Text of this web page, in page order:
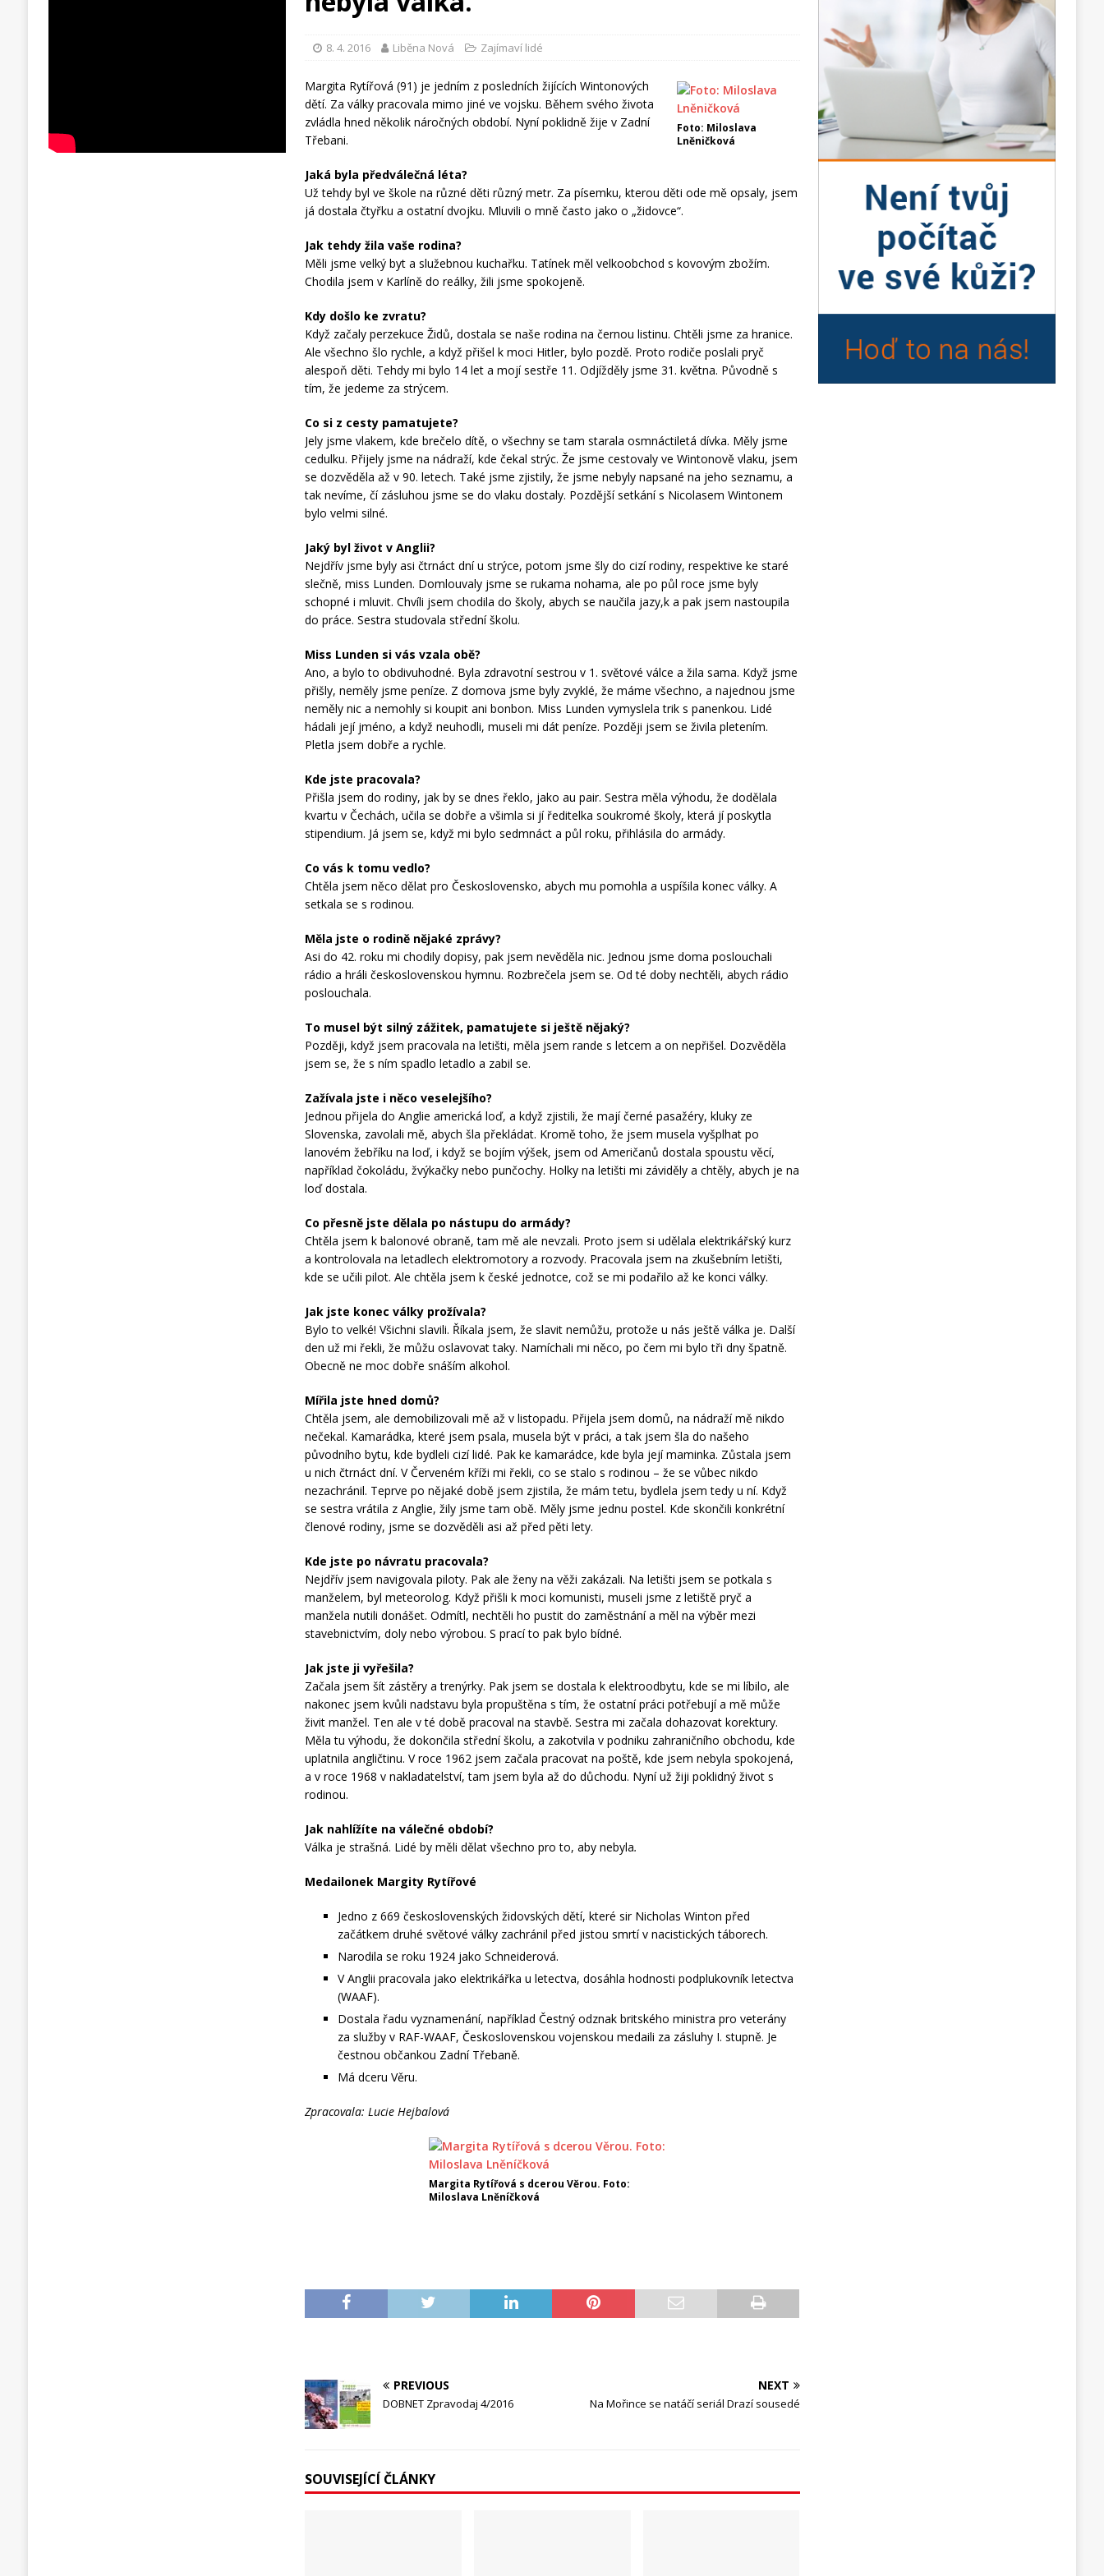
8. 4. 2016 Liběna Nová Zajímaví lidé
Foto: Miloslava
Lněničková
Margita Rytířová (91) je jedním z posledních žijících Wintonových
dětí. Za války pracovala mimo jiné ve vojsku. Během svého života
zvládla hned několik náročných období. Nyní poklidně žije v Zadní
Třebani.
Jaká byla předválečná léta?
Už tehdy byl ve škole na různé děti různý metr. Za písemku, kterou děti ode mě opsaly, jsem
já dostala čtyřku a ostatní dvojku. Mluvili o mně často jako o „židovce“.
Jak tehdy žila vaše rodina?
Měli jsme velký byt a služebnou kuchařku. Tatínek měl velkoobchod s kovovým zbožím.
Chodila jsem v Karlíně do reálky, žili jsme spokojeně.
Kdy došlo ke zvratu?
Když začaly perzekuce Židů, dostala se naše rodina na černou listinu. Chtěli jsme za hranice.
Ale všechno šlo rychle, a když přišel k moci Hitler, bylo pozdě. Proto rodiče poslali pryč
alespoň děti. Tehdy mi bylo 14 let a mojí sestře 11. Odjížděly jsme 31. května. Původně s
tím, že jedeme za strýcem.
Co si z cesty pamatujete?
Jely jsme vlakem, kde brečelo dítě, o všechny se tam starala osmnáctiletá dívka. Měly jsme
cedulku. Přijely jsme na nádraží, kde čekal strýc. Že jsme cestovaly ve Wintonově vlaku, jsem
se dozvěděla až v 90. letech. Také jsme zjistily, že jsme nebyly napsané na jeho seznamu, a
tak nevíme, čí zásluhou jsme se do vlaku dostaly. Pozdější setkání s Nicolasem Wintonem
bylo velmi silné.
Jaký byl život v Anglii?
Nejdřív jsme byly asi čtrnáct dní u strýce, potom jsme šly do cizí rodiny, respektive ke staré
slečně, miss Lunden. Domlouvaly jsme se rukama nohama, ale po půl roce jsme byly
schopné i mluvit. Chvíli jsem chodila do školy, abych se naučila jazy,k a pak jsem nastoupila
do práce. Sestra studovala střední školu.
Miss Lunden si vás vzala obě?
Ano, a bylo to obdivuhodné. Byla zdravotní sestrou v 1. světové válce a žila sama. Když jsme
přišly, neměly jsme peníze. Z domova jsme byly zvyklé, že máme všechno, a najednou jsme
neměly nic a nemohly si koupit ani bonbon. Miss Lunden vymyslela trik s panenkou. Lidé
hádali její jméno, a když neuhodli, museli mi dát peníze. Později jsem se živila pletením.
Pletla jsem dobře a rychle.
Kde jste pracovala?
Přišla jsem do rodiny, jak by se dnes řeklo, jako au pair. Sestra měla výhodu, že dodělala
kvartu v Čechách, učila se dobře a všimla si jí ředitelka soukromé školy, která jí poskytla
stipendium. Já jsem se, když mi bylo sedmnáct a půl roku, přihlásila do armády.
Co vás k tomu vedlo?
Chtěla jsem něco dělat pro Československo, abych mu pomohla a uspíšila konec války. A
setkala se s rodinou.
Měla jste o rodině nějaké zprávy?
Asi do 42. roku mi chodily dopisy, pak jsem nevěděla nic. Jednou jsme doma poslouchali
rádio a hráli československou hymnu. Rozbrečela jsem se. Od té doby nechtěli, abych rádio
poslouchala.
To musel být silný zážitek, pamatujete si ještě nějaký?
Později, když jsem pracovala na letišti, měla jsem rande s letcem a on nepřišel. Dozvěděla
jsem se, že s ním spadlo letadlo a zabil se.
Zažívala jste i něco veselejšího?
Jednou přijela do Anglie americká loď, a když zjistili, že mají černé pasažéry, kluky ze
Slovenska, zavolali mě, abych šla překládat. Kromě toho, že jsem musela vyšplhat po
lanovém žebříku na loď, i když se bojím výšek, jsem od Američanů dostala spoustu věcí,
například čokoládu, žvýkačky nebo punčochy. Holky na letišti mi záviděly a chtěly, abych je na
loď dostala.
Co přesně jste dělala po nástupu do armády?
Chtěla jsem k balonové obraně, tam mě ale nevzali. Proto jsem si udělala elektrikářský kurz
a kontrolovala na letadlech elektromotory a rozvody. Pracovala jsem na zkušebním letišti,
kde se učili pilot. Ale chtěla jsem k české jednotce, což se mi podařilo až ke konci války.
Jak jste konec války prožívala?
Bylo to velké! Všichni slavili. Říkala jsem, že slavit nemůžu, protože u nás ještě válka je. Další
den už mi řekli, že můžu oslavovat taky. Namíchali mi něco, po čem mi bylo tři dny špatně.
Obecně ne moc dobře snáším alkohol.
Mířila jste hned domů?
Chtěla jsem, ale demobilizovali mě až v listopadu. Přijela jsem domů, na nádraží mě nikdo
nečekal. Kamarádka, které jsem psala, musela být v práci, a tak jsem šla do našeho
původního bytu, kde bydleli cizí lidé. Pak ke kamarádce, kde byla její maminka. Zůstala jsem
u nich čtrnáct dní. V Červeném kříži mi řekli, co se stalo s rodinou – že se vůbec nikdo
nezachránil. Teprve po nějaké době jsem zjistila, že mám tetu, bydlela jsem tedy u ní. Když
se sestra vrátila z Anglie, žily jsme tam obě. Měly jsme jednu postel. Kde skončili konkrétní
členové rodiny, jsme se dozvěděli asi až před pěti lety.
Kde jste po návratu pracovala?
Nejdřív jsem navigovala piloty. Pak ale ženy na věži zakázali. Na letišti jsem se potkala s
manželem, byl meteorolog. Když přišli k moci komunisti, museli jsme z letiště pryč a
manžela nutili donášet. Odmítl, nechtěli ho pustit do zaměstnání a měl na výběr mezi
stavebnictvím, doly nebo výrobou. S prací to pak bylo bídné.
Jak jste ji vyřešila?
Začala jsem šít zástěry a trenýrky. Pak jsem se dostala k elektroodbytu, kde se mi líbilo, ale
nakonec jsem kvůli nadstavu byla propuštěna s tím, že ostatní práci potřebují a mě může
živit manžel. Ten ale v té době pracoval na stavbě. Sestra mi začala dohazovat korektury.
Měla tu výhodu, že dokončila střední školu, a zakotvila v podniku zahraničního obchodu, kde
uplatnila angličtinu. V roce 1962 jsem začala pracovat na poště, kde jsem nebyla spokojená,
a v roce 1968 v nakladatelství, tam jsem byla až do důchodu. Nyní už žiji poklidný život s
rodinou.
Jak nahlížíte na válečné období?
Válka je strašná. Lidé by měli dělat všechno pro to, aby nebyla.
Medailonek Margity Rytířové
Jedno z 669 československých židovských dětí, které sir Nicholas Winton před
začátkem druhé světové války zachránil před jistou smrtí v nacistických táborech.
Narodila se roku 1924 jako Schneiderová.
V Anglii pracovala jako elektrikářka u letectva, dosáhla hodnosti podplukovník letectva
(WAAF).
Dostala řadu vyznamenání, například Čestný odznak britského ministra pro veterány
za služby v RAF-WAAF, Československou vojenskou medaili za zásluhy I. stupně. Je
čestnou občankou Zadní Třebaně.
Má dceru Věru.
Zpracovala: Lucie Hejbalová
Margita Rytířová s dcerou Věrou. Foto:
Miloslava Lněníčková
PREVIOUS
DOBNET Zpravodaj 4/2016
NEXT
Na Mořince se natáčí seriál Drazí sousedé
SOUVISEJÍCÍ ČLÁNKY